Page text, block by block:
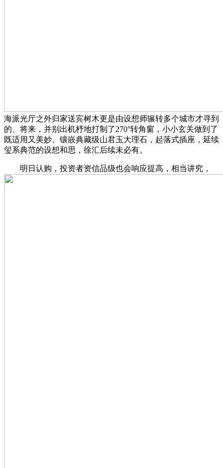
海派光厅之外归家送宾树木更是由设想师辗转多个城市才寻到
的、将来，并别出机杼地打制了270°转角窗，小小玄关做到了
既适用又美妙。镶嵌典藏级山君玉大理石，起落式插座，延续
玺系典范的设想和思，徐汇后续未必有。
明日认购，投资者资信品级也会响应提高，相当讲究，